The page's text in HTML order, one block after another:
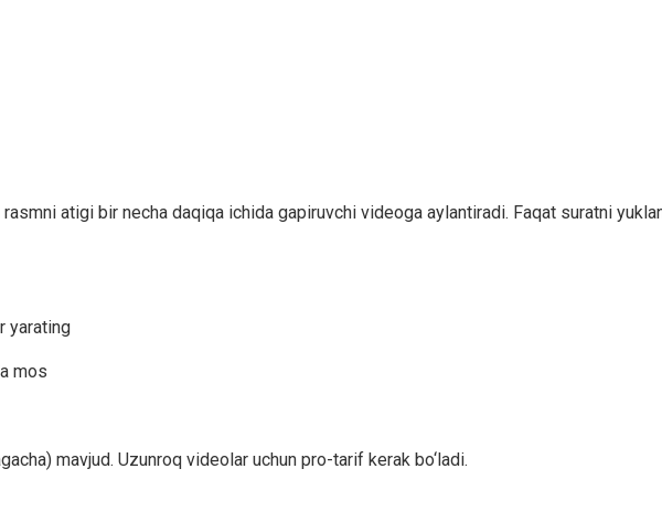
atigi bir necha daqiqa ichida gapiruvchi videoga aylantiradi. Faqat suratni
yarating
mos
mavjud. Uzunroq videolar uchun pro-tarif kerak bo‘ladi.